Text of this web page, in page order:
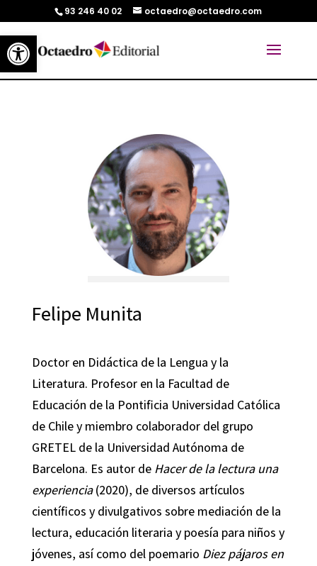
Abrir barra de herramientas
93 246 40 02 octaedro@octaedro.com
Felipe Munita
Doctor en Didáctica de la Lengua y la
Literatura. Profesor en la Facultad de
Educación de la Pontificia Universidad Católica
de Chile y miembro colaborador del grupo
GRETEL de la Universidad Autónoma de
Barcelona. Es autor de Hacer de la lectura una
experiencia(2020), de diversos artículos
científicos y divulgativos sobre mediación de la
lectura, educación literaria y poesía para niños y
jóvenes, así como del poemario Diez pájaros en